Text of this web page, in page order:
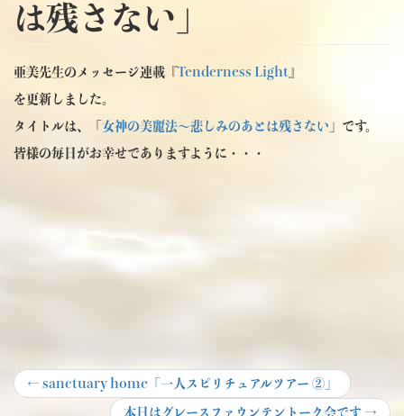
は残さない」
亜美先生のメッセージ連載『 Tenderness Light 』
を更新しました。
タイトルは、「 女神の美麗法～悲しみのあとは残さない 」です。
皆様の毎日がお幸せでありますように・・・
投
← Previous
post:
sanctuary home「一人スピリチュアルツアー ②」
Next
本日はグレースファウンテントーク会です →